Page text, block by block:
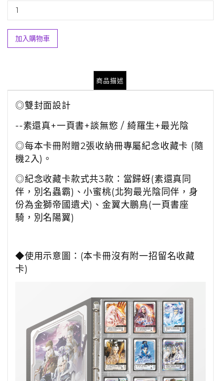
加入購物車
商品描述
◎雙封面設計
--素還真+一頁書+談無慾 / 綺羅生+最光陰
◎每本卡冊附贈2張收納冊專屬紀念收藏卡 (隨
機2入)。
◎紀念收藏卡款式共3款：當歸蚜(素還真同
伴，別名蟲霸)、小蜜桃(北狗最光陰同伴，身
份為金獅帝國遺犬)、金翼大鵬鳥(一頁書座
騎，別名陽翼)
◆使用示意圖：(本卡冊沒有附一招留名收藏
卡)